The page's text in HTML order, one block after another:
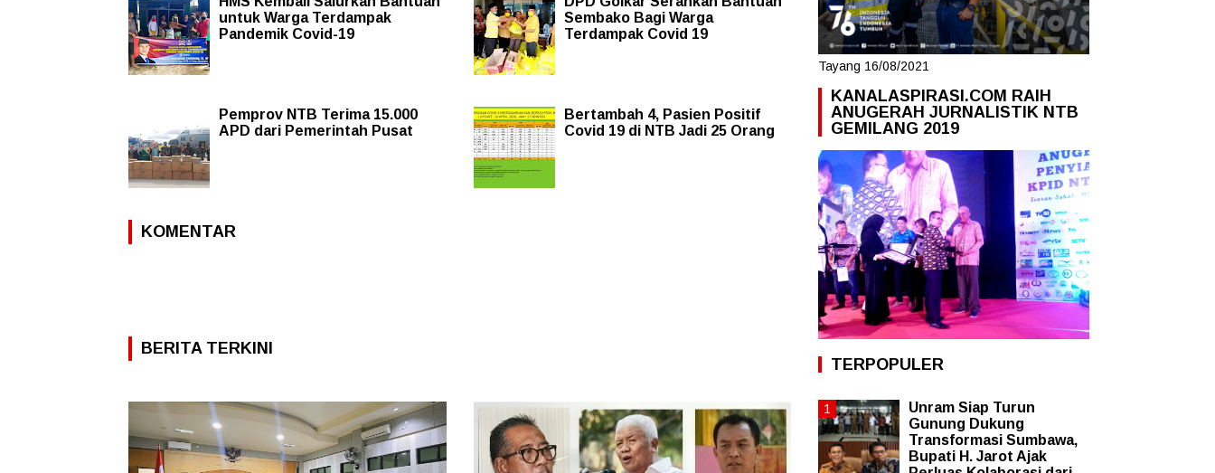
untuk Warga Terdampak
Pandemik Covid-19
Sembako Bagi Warga
Terdampak Covid 19
Pemprov NTB Terima 15.000
APD dari Pemerintah Pusat
Bertambah 4, Pasien Positif
Covid 19 di NTB Jadi 25 Orang
KOMENTAR
BERITA TERKINI
Tayang 16/08/2021
KANALASPIRASI.COM RAIH
ANUGERAH JURNALISTIK NTB
GEMILANG 2019
TERPOPULER
Unram Siap Turun
Gunung Dukung
Transformasi Sumbawa,
Bupati H. Jarot Ajak